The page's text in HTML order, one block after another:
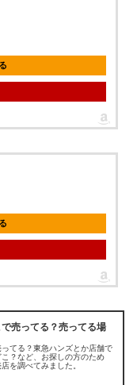
売ってる？売ってる場
てる？東急ハンズとか店舗で
？など、お探しの方のため
を調べてみました。